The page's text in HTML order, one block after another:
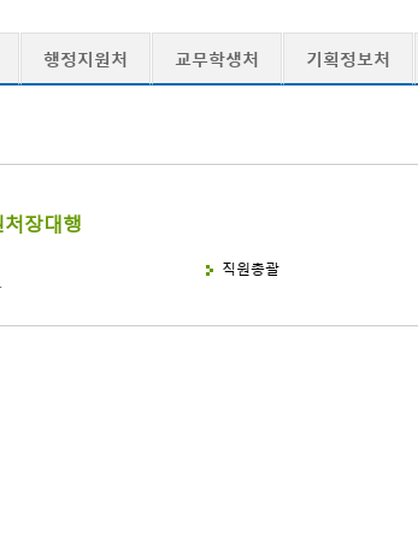
행정지원처 교무학생처 기획정보처
장대행
직원총괄